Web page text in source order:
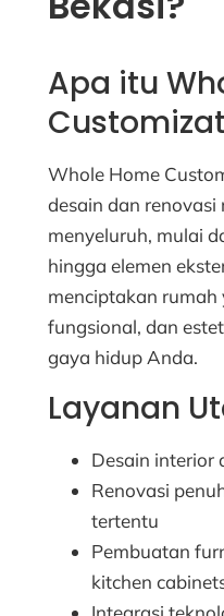
Apa itu
Whole Home
desain dan renovasi
menyeluruh, mulai
hingga elemen
menciptakan rumah
fungsional, dan
gaya hidup Anda.
Layanan
Desain interior
Renovasi
tertentu
Pembuatan
kitchen